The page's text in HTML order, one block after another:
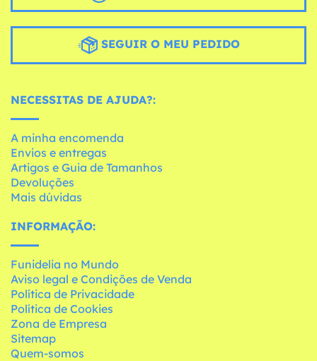
SEGUIR O MEU PEDIDO
NECESSITAS DE AJUDA?:
A minha encomenda
Envios e entregas
Artigos e Guia de Tamanhos
Devoluções
Mais dúvidas
INFORMAÇÃO:
Funidelia no Mundo
Aviso legal e Condições de Venda
Política de Privacidade
Política de Cookies
Zona de Empresa
Sitemap
Quem-somos